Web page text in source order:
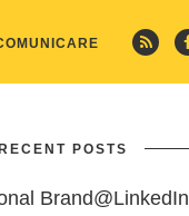
RECENT POSTS
Brand@LinkedIn